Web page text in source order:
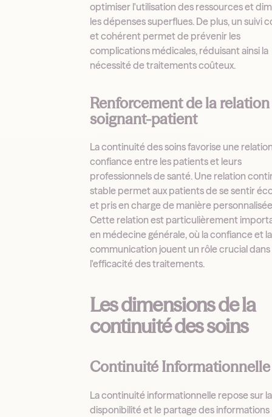
optimiser l'utilisation des ressources et
les dépenses superflues. De plus, un suivi
et cohérent permet de prévenir les
complications médicales, réduisant ainsi la
nécessité de traitements coûteux.
Renforcement de la relation
soignant-patient
La continuité des soins favorise une
confiance entre les patients et leurs
professionnels de santé. Une relation
stable permet aux patients de se sentir
et pris en charge de manière
Cette relation est particulièrement
en médecine générale, où la confiance et la
communication jouent un rôle crucial dans
l'efficacité des traitements.
Les dimensions de la
continuité des soins
Continuité Informationnelle
La continuité informationnelle repose sur la
disponibilité et le partage des informations